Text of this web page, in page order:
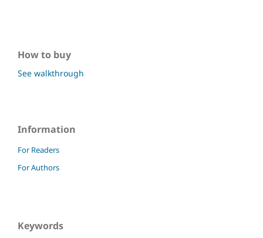
How to buy
See walkthrough
Information
For Readers
For Authors
Keywords